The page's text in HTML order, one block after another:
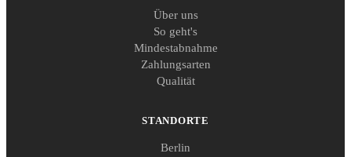
Über uns
So geht's
Mindestabnahme
Zahlungsarten
Qualität
STANDORTE
Berlin